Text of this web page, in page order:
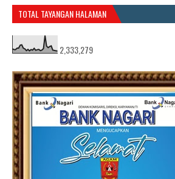
TOTAL TAYANGAN HALAMAN
2,333,279